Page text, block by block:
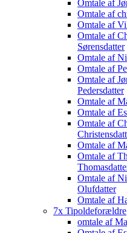
Omtale af
Omtale af
Omtale af
Omtale af
Sørensdatter
Omtale af
Omtale af
Omtale af
Pedersdatter
Omtale af
Omtale af
Omtale af
Omtale af
Omtale af
Omtale af
Olufdatter
Omtale af
7x Tipoldeforældre
omtale af